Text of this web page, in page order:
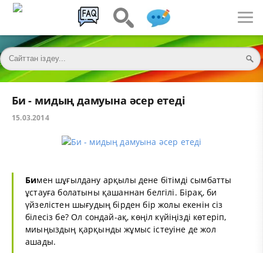
Би - мидың дамуына әсер етеді
15.03.2014
Бимен шұғылдану арқылы дене бітімді сымбатты
ұстауға болатыны қашаннан белгілі. Бірақ, би
үйзелістен шығудың бірден бір жолы екенін сіз
білесіз бе? Ол сондай-ақ, көңіл күйіңізді көтеріп,
миыңыздың қарқынды жұмыс істеуіне де жол
ашады.